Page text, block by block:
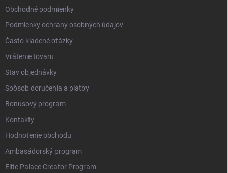
Obchodné podmienky
Podmienky ochrany osobných údajov
Často kladené otázky
Vrátenie tovaru
Stav objednávky
Spôsob doručenia a platby
Bonusový program
Kontakty
Hodnotenie obchodu
Ambasádorský program
Elite Palace Creator Program